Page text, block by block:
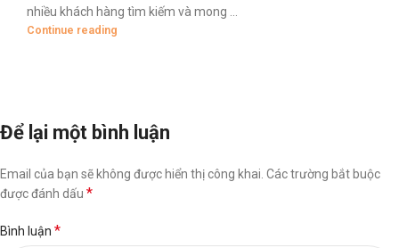
nhiều khách hàng tìm kiếm và mong ...
Continue reading
Để lại một bình luận
Email của bạn sẽ không được hiển thị công khai. Các trường bắt buộc
được đánh dấu *
Bình luận *